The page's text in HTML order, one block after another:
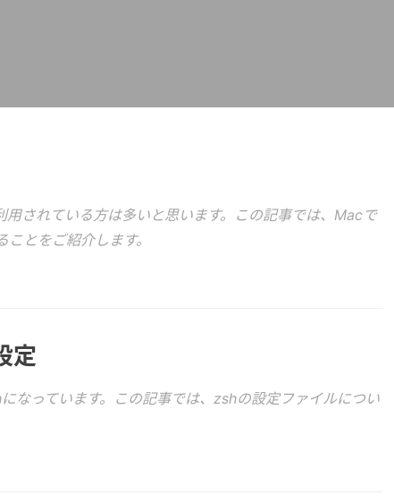
されている方は多いと思います。この記事では、Macで
とをご紹介します。
定
なっています。この記事では、zshの設定ファイルについ